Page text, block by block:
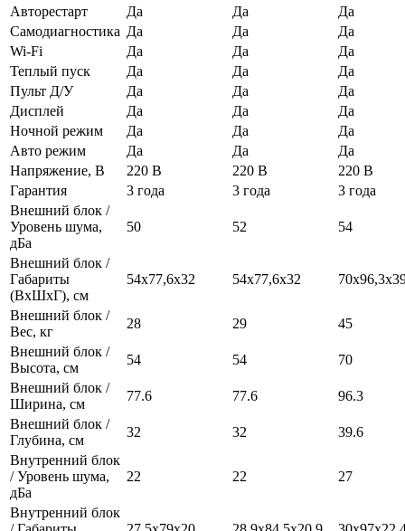
Авторестарт
Да Да
Да
Самодиагностика Да Да
Да
Wi-Fi
Да Да
Да
Теплый пуск
Да Да
Да
Пульт Д/У
Да Да
Да
Дисплей
Да Да
Да
Ночной режим
Да Да
Да
Авто режим
Да Да
Да
Напряжение, В
220 В 220 В
220 В
Гарантия
3 года 3 года
3 года
Внешний блок /
Уровень шума,
дБа
50 52 54
Внешний блок /
Габариты
(ВхШхГ), см
54х77,6х32 54х77,6х32
Внешний блок /
Вес, кг
28 29
45
Внешний блок /
Высота, см
54 54
70
Внешний блок /
Ширина, см
77.6 77.6
96.3
Внешний блок /
Глубина, см
32 32
39.6
Внутренний блок
/ Уровень шума,
дБа
22 22 27
Внутренний блок